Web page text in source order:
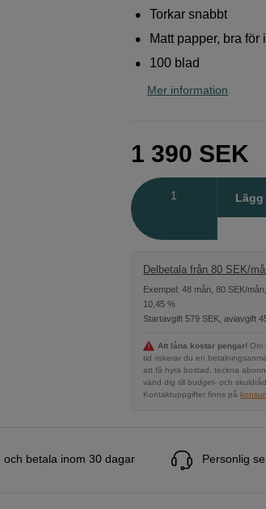
Torkar snabbt
Matt papper, bra för
100 blad
Mer information
1 390 SEK
Delbetala från 80 SEK/
Exempel: 48 mån, 80 SEK/
10,45 %
Startavgift 579 SEK, aviavgift
Att låna kostar pengar! Om
tid riskerar du en
att få hyra bostad, teckna
vänd dig till budget- och
Kontaktuppgifter finns på
och betala inom 30 dagar Personlig